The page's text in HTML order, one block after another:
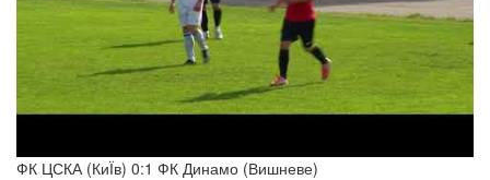
ФК ЦСКА (КиЇв) 0:1 ФК Динамо (Вишневе)